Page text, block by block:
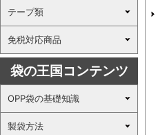
テープ類
免税対応商品
袋の王国コンテンツ
OPP袋の基礎知識
製袋方法